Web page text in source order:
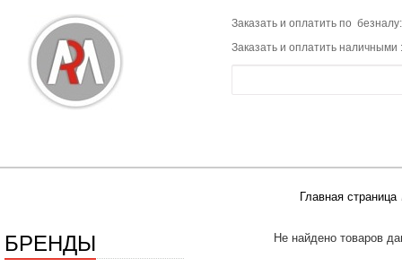
Заказать и оплатить по
Заказать и оплатить наличными
Главная страница
БРЕНДЫ
Не найдено товаров